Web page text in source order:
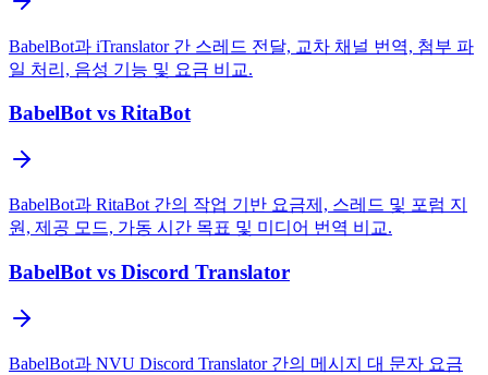
BabelBot과 iTranslator 간 스레드 전달, 교차 채널 번역, 첨부 파
일 처리, 음성 기능 및 요금 비교.
BabelBot vs RitaBot
BabelBot과 RitaBot 간의 작업 기반 요금제, 스레드 및 포럼 지
원, 제공 모드, 가동 시간 목표 및 미디어 번역 비교.
BabelBot vs Discord Translator
BabelBot과 NVU Discord Translator 간의 메시지 대 문자 요금